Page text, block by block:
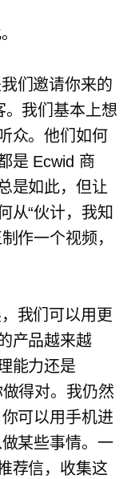
们邀请你来的
。我们基本上想
众。他们如何
是 Ecwid 商
是如此，但让
从“伙计，我知
作一个视频，
我们可以用更
产品越来越
能力还是
得对。我仍然
可以用手机进
某些事情。一
荐信，收集这